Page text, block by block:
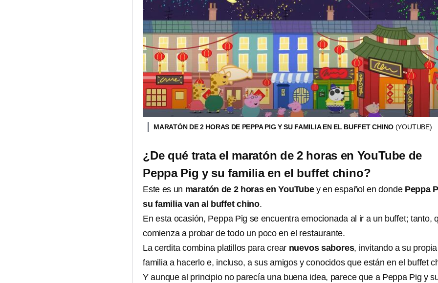
MARATÓN DE 2 HORAS DE PEPPA PIG Y SU FAMILIA EN EL BUFFET CHINO (YOUTUBE)
¿De qué trata el maratón de 2 horas en YouTube de
Peppa Pig y su familia en el buffet chino?
Este es un maratón de 2 horas en YouTubey en español en donde Peppa
su familia van al buffet chino.
En esta ocasión, Peppa Pig se encuentra emocionada al ir a un buffet; tanto,
comienza a probar de todo un poco en el restaurante.
La cerdita combina platillos para crear nuevos sabores, invitando a su propia
familia a hacerlo e, incluso, a sus amigos y conocidos que están en el buffet
Y aunque al principio no parecía una buena idea, parece que a Peppa Pig y